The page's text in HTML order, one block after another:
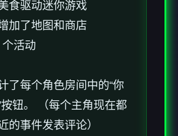
食驱动迷你游戏
加了地图和商店
活动
了每个角色房间中的“你
按钮。 （每个主角现在都
的事件发表评论）